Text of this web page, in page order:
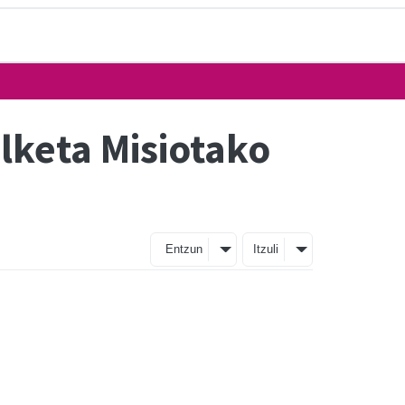
Misiotako
Entzun Itzuli